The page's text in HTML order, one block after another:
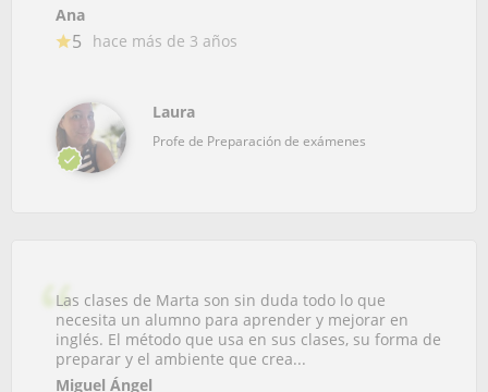
Ana
5 hace más de 3 años
Laura
Profe de Preparación de exámenes
Las clases de Marta son sin duda todo lo que
necesita un alumno para aprender y mejorar en
inglés. El método que usa en sus clases, su forma de
preparar y el ambiente que crea...
Miguel Ángel